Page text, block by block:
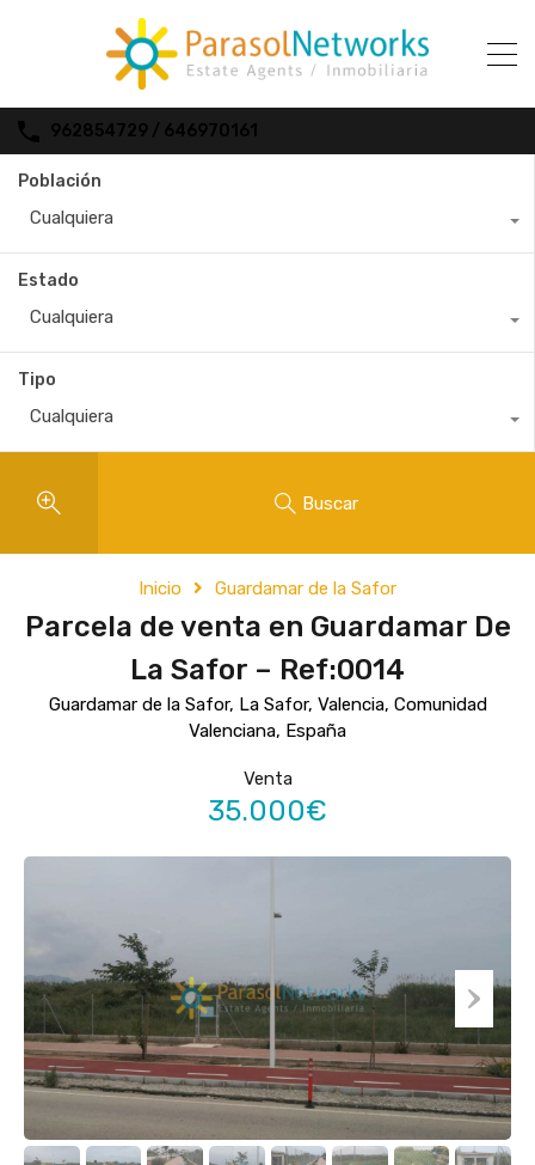
962854729 / 646970161
Población
Cualquiera
Estado
Cualquiera
Tipo
Cualquiera
Buscar
Inicio Guardamar de la Safor
Parcela de venta en Guardamar De
La Safor – Ref:0014
Guardamar de la Safor, La Safor, Valencia, Comunidad
Valenciana, España
Venta
35.000€